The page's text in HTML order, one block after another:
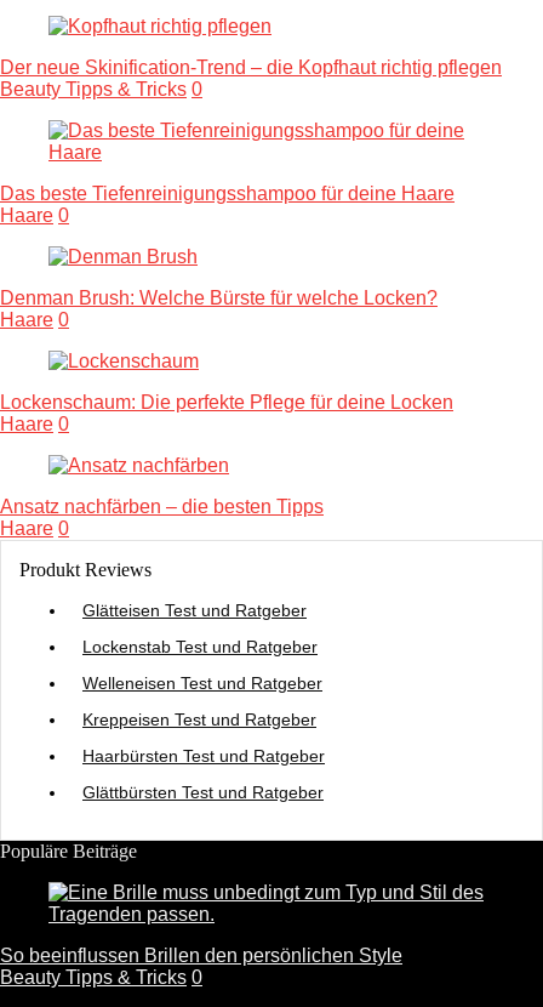
Der neue Skinification-Trend – die Kopfhaut richtig pflegen
Beauty Tipps & Tricks 0
Das beste Tiefenreinigungsshampoo für deine Haare
Haare 0
Denman Brush: Welche Bürste für welche Locken?
Haare 0
Lockenschaum: Die perfekte Pflege für deine Locken
Haare 0
Ansatz nachfärben – die besten Tipps
Haare 0
Produkt Reviews
Glätteisen Test und Ratgeber
Lockenstab Test und Ratgeber
Welleneisen Test und Ratgeber
Kreppeisen Test und Ratgeber
Haarbürsten Test und Ratgeber
Glättbürsten Test und Ratgeber
Populäre Beiträge
So beeinflussen Brillen den persönlichen Style
Beauty Tipps & Tricks 0